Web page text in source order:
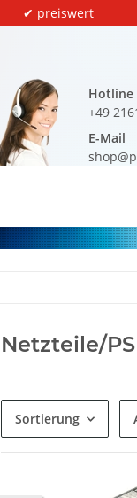
✔ preiswert
Hotline
+49
E-Mail
Netzteile/
Sortierung